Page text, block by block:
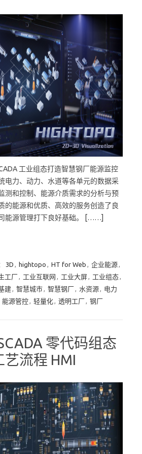
工业组态打造智慧钢厂能源监控
电力、动力、水道等各单元的数据采
测和控制、能源介质需求的分析与预
的能源和优质、高效的服务创造了良
能源管理打下良好基础。 [……]
3D , hightopo , HT for Web , 企业能源,
工厂, 工业互联网 , 工业大屏, 工业组态,
建, 智慧城市, 智慧钢厂, 水资源, 电力
能源管控, 轻量化, 透明工厂, 钢厂
零代码组态
流程 HMI